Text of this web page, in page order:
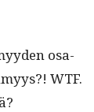
osa-
WTF.